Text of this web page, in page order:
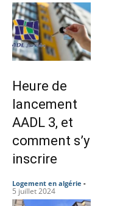
Heure de
lancement
AADL 3, et
comment s’y
inscrire
Logement en algérie -
5 juillet 2024